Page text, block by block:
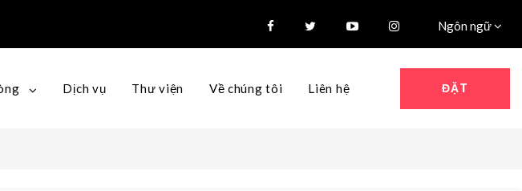
Ngôn ngữ
Dịch vụ Thư viện Về chúng tôi Liên hệ ĐẶT